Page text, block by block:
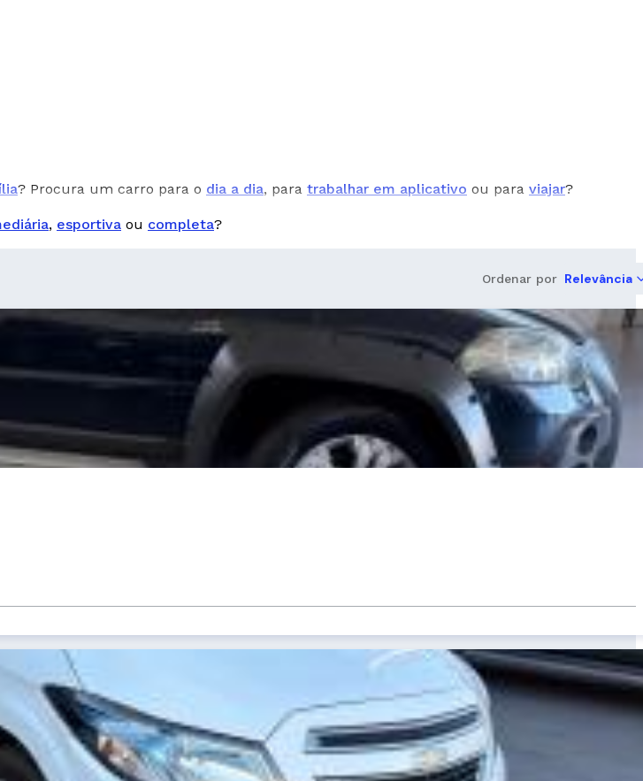
? Procura um carro para o dia a dia, para trabalhar em aplicativo ou para viajar?
, esportiva ou completa?
Ordenar por Relevância